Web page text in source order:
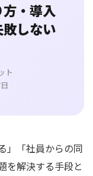
・導入
しない
ト
」「社員からの同
解決する手段と